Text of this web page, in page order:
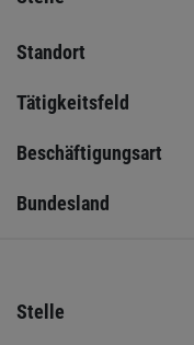
Standort
Tätigkeitsfeld
Beschäftigungsart
Bundesland
Stelle